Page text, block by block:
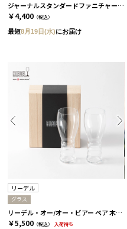
ジャーナルスタンダードファニチャー / 椿
￥4,400 （税込）
最短8月19日(水)にお届け
リーデル
グラス
リーデル・オー/オー・ビアー ペア 木箱入り［リーデル］
￥5,500 （税込） 入荷待ち